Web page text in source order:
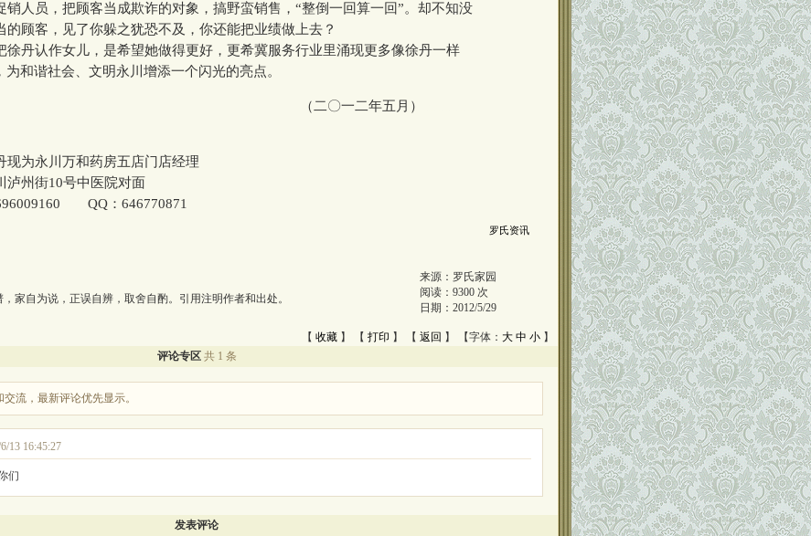
员，把顾客当成欺诈的对象，搞野蛮销售，“整倒一回算一回”。却不知没
的顾客，见了你躲之犹恐不及，你还能把业绩做上去？
认作女儿，是希望她做得更好，更希冀服务行业里涌现更多像徐丹一样
为和谐社会、文明永川增添一个闪光的亮点。
（二〇一二年五月）
为永川万和药房五店门店经理
州街10号中医院对面
QQ：646770871
罗氏资讯
家自为说，正误自辨，取舍自酌。引用注明作者和出处。
来源： 罗氏家园
阅读： 9300 次
日期： 2012/5/29
【 收藏 】 【 打印 】 【 返回 】 【字体： 大 中 小 】
评论专区 共 1 条
流，最新评论优先显示。
13 16:45:27
们
发表评论